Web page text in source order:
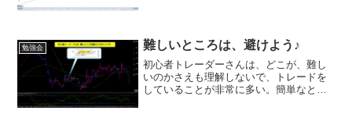
勉強会 難しいところは、避けよう♪
初心者トレーダーさんは、どこが、難し
いのかさえも理解しないで、トレードを
していることが非常に多い。簡単なとこ